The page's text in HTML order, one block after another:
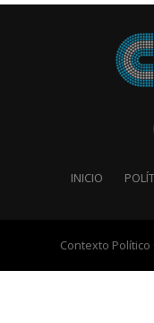
INICIO
Contexto